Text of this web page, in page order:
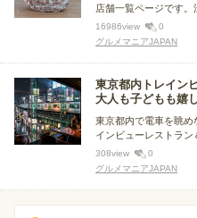
店舗一覧ページです。
袋・横浜・自由が丘な
アクセス（駅徒歩）
16986view
0
グルメマニアJAPAN
東京都内トレイン
大人も子どもも嬉
東京都内で電車を眺め
インビューレストラ
店、子ども連れのラン
すい大人向けの店ま
308view
0
グルメマニアJAPAN